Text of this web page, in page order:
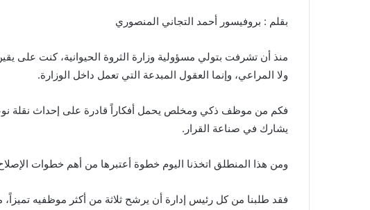
بقلم : بروفيسور أحمد التجاني المنصوري
منذ أن تشرفت بتولي مسؤولية وزارة الثروة الحيوانية، كنت على
ولا المراعي، وإنما العقول المبدعة التي تعمل داخل الوزارة.
فكم من موظف ذكي ومخلص يحمل أفكاراً قادرة على إحداث نقلة
يشارك في صناعة القرار.
ومن هذا المنطلق اتخذنا اليوم خطوة أعتبرها من أهم خطوات
فقد طلبنا من كل رئيس إدارة أن يرشح ثلاثة من أكثر موظفيه تميزاً،